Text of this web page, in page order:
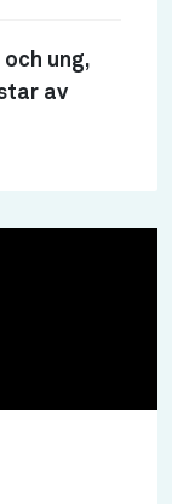
ung,
av